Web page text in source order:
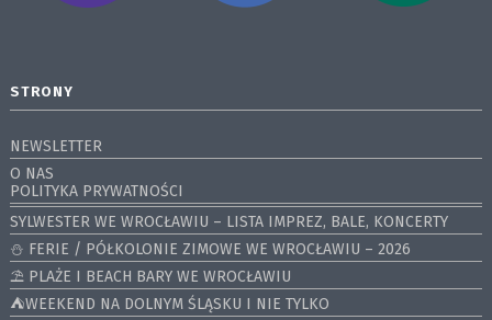
STRONY
NEWSLETTER
O NAS
POLITYKA PRYWATNOŚCI
SYLWESTER WE WROCŁAWIU – LISTA IMPREZ, BALE, KONCERTY
⛄️ FERIE / PÓŁKOLONIE ZIMOWE WE WROCŁAWIU – 2026
⛱️ PLAŻE I BEACH BARY WE WROCŁAWIU
⛺️WEEKEND NA DOLNYM ŚLĄSKU I NIE TYLKO